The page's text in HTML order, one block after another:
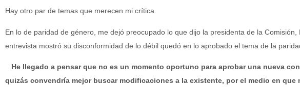
Hay otro par de temas que merecen mi crítica.
En lo de paridad de género, me dejó preocupado lo que dijo la presidenta de la Comisión,
entrevista mostró su disconformidad de lo débil quedó en lo aprobado el tema de la
He llegado a pensar que no es un momento oportuno para aprobar una nueva
quizás convendría mejor buscar modificaciones a la existente, por el medio en que